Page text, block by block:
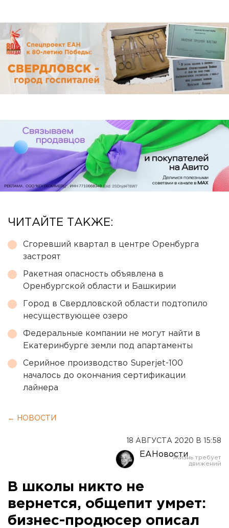
ЧИТАЙТЕ ТАКЖЕ:
Сгоревший квартал в центре Оренбурга
застроят
Ракетная опасность объявлена в
Оренбургской области и Башкирии
Город в Свердловской области подтопило
несуществующее озеро
Федеральные компании не могут найти в
Екатеринбурге земли под апартаменты
Серийное производство Superjet-100
началось до окончания сертификации
лайнера
← НОВОСТИ
18 АВГУСТА 2020 В 15:58
ЕАНовости
В школы никто не
вернется, общепит умрет:
бизнес-продюсер описал